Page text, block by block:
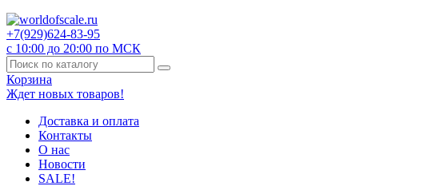
+7(929)624-83-95
с 10:00 до 20:00 по МСК
Корзина
Ждет новых товаров!
Доставка и оплата
Контакты
О нас
Новости
SALE!